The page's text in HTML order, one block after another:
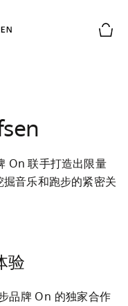
On 联手打造出限量
音乐和跑步的紧密关
验
品牌 On 的独家合作